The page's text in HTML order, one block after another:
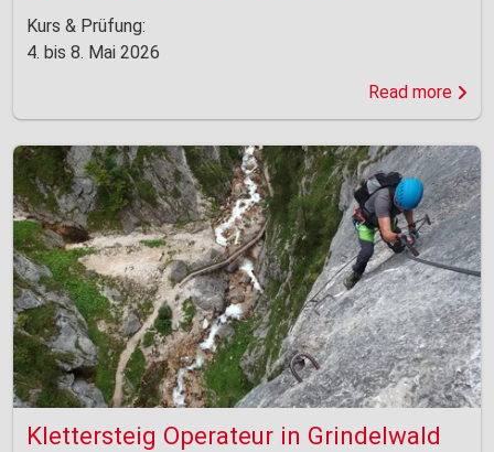
Kurs & Prüfung:
4. bis 8. Mai 2026
Read more
Klettersteig Operateur in Grindelwald